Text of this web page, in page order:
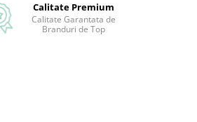
Calitate Premium
Calitate Garantata de
Branduri de Top